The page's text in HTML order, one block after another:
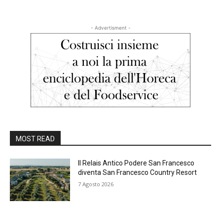
- Advertisment -
MOST READ
Il Relais Antico Podere San Francesco
diventa San Francesco Country Resort
7 Agosto 2026